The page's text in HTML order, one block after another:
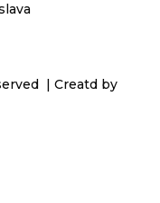
| Creatd by